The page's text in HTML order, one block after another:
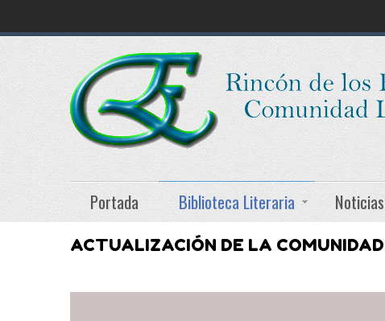
Portada Biblioteca Literaria
ACTUALIZACIÓN DE LA COMUNIDAD